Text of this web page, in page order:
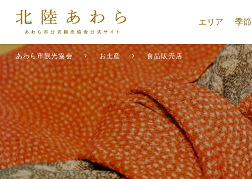
エリア 季節
あわら市観光協会 お土産 食品販売店